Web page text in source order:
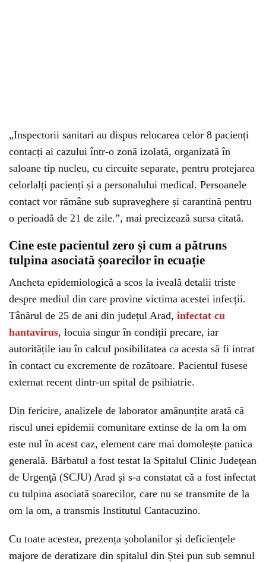
„Inspectorii sanitari au dispus relocarea celor 8 pacienți
contacți ai cazului într-o zonă izolată, organizată în
saloane tip nucleu, cu circuite separate, pentru protejarea
celorlalți pacienți și a personalului medical. Persoanele
contact vor rămâne sub supraveghere și carantină pentru
o perioadă de 21 de zile.”, mai precizează sursa citată.
Cine este pacientul zero și cum a pătruns
tulpina asociată șoarecilor în ecuație
Ancheta epidemiologică a scos la iveală detalii triste
despre mediul din care provine victima acestei infecții.
Tânărul de 25 de ani din județul Arad, infectat cu
hantavirus, locuia singur în condiții precare, iar
autoritățile iau în calcul posibilitatea ca acesta să fi intrat
în contact cu excremente de rozătoare. Pacientul fusese
externat recent dintr-un spital de psihiatrie.
Din fericire, analizele de laborator amănunțite arată că
riscul unei epidemii comunitare extinse de la om la om
este nul în acest caz, element care mai domolește panica
generală. Bărbatul a fost testat la Spitalul Clinic Judeţean
de Urgenţă (SCJU) Arad şi s-a constatat că a fost infectat
cu tulpina asociată șoarecilor, care nu se transmite de la
om la om, a transmis Institutul Cantacuzino.
Cu toate acestea, prezența șobolanilor și deficiențele
majore de deratizare din spitalul din Ștei pun sub semnul